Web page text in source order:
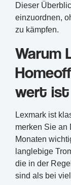
Dieser
einzuordnen,
zu kämpfen.
Warum
wert ist
Lexmark ist
merken Sie an
Monaten
langlebige
die in der
sind als bei